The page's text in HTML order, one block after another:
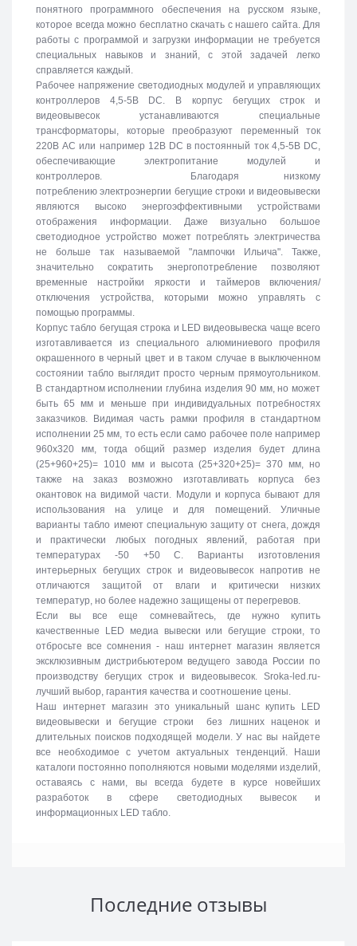
понятного программного обеспечения на русском языке,
которое всегда можно бесплатно скачать с нашего сайта. Для
работы с программой и загрузки информации не требуется
специальных навыков и знаний, с этой задачей легко
справляется каждый.
Рабочее напряжение светодиодных модулей и управляющих
контроллеров 4,5-5В DC. В корпус бегущих строк и
видеовывесок устанавливаются специальные
трансформаторы, которые преобразуют переменный ток
220В АС или например 12В DC в постоянный ток 4,5-5В DC,
обеспечивающие электропитание модулей и
контроллеров. Благодаря низкому
потреблению электроэнергии бегущие строки и видеовывески
являются высоко энергоэффективными устройствами
отображения информации. Даже визуально большое
светодиодное устройство может потреблять электричества
не больше так называемой "лампочки Ильича". Также,
значительно сократить энергопотребление позволяют
временные настройки яркости и таймеров включения/
отключения устройства, которыми можно управлять с
помощью программы.
Корпус табло бегущая строка и LED видеовывеска чаще всего
изготавливается из специального алюминиевого профиля
окрашенного в черный цвет и в таком случае в выключенном
состоянии табло выглядит просто черным прямоугольником.
В стандартном исполнении глубина изделия 90 мм, но может
быть 65 мм и меньше при индивидуальных потребностях
заказчиков. Видимая часть рамки профиля в стандартном
исполнении 25 мм, то есть если само рабочее поле например
960х320 мм, тогда общий размер изделия будет длина
(25+960+25)= 1010 мм и высота (25+320+25)= 370 мм, но
также на заказ возможно изготавливать корпуса без
окантовок на видимой части. Модули и корпуса бывают для
использования на улице и для помещений. Уличные
варианты табло имеют специальную защиту от снега, дождя
и практически любых погодных явлений, работая при
температурах -50 +50 C. Варианты изготовления
интерьерных бегущих строк и видеовывесок напротив не
отличаются защитой от влаги и критически низких
температур, но более надежно защищены от перегревов.
Если вы все еще сомневайтесь, где нужно купить
качественные LED медиа вывески или бегущие строки, то
отбросьте все сомнения - наш интернет магазин является
эксклюзивным дистрибьютером ведущего завода России по
производству бегущих строк и видеовывесок. Sroka-led.ru-
лучший выбор, гарантия качества и соотношение цены.
Наш интернет магазин это уникальный шанс купить LED
видеовывески и бегущие строки без лишних наценок и
длительных поисков подходящей модели. У нас вы найдете
все необходимое с учетом актуальных тенденций. Наши
каталоги постоянно пополняются новыми моделями изделий,
оставаясь с нами, вы всегда будете в курсе новейших
разработок в сфере светодиодных вывесок и
информационных LED табло.
Последние отзывы